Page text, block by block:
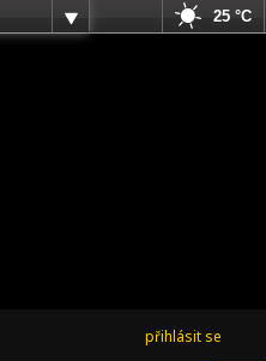
přihlásit se
25 °C